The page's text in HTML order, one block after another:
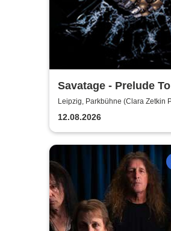
Savatage - Prelude To
Madness - Summer
Leipzig, Parkbühne (Clara Zetkin
12.08.2026